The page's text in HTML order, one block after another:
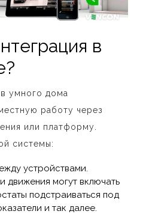
в
умного дома
работу через
или платформу.
системы:
устройствами.
движения могут включать
подстраиваться под
и так далее.